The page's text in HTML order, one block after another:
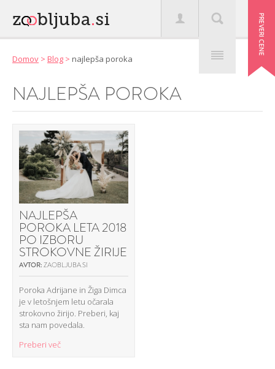
Domov > Blog > najlepša poroka
NAJLEPŠA POROKA
NAJLEPŠA
POROKA LETA 2018
PO IZBORU
STROKOVNE ŽIRIJE
AVTOR:ZAOBLJUBA.SI
Poroka Adrijane in Žiga Dimca
je v letošnjem letu očarala
strokovno žirijo. Preberi, kaj
sta nam povedala.
Preberi več